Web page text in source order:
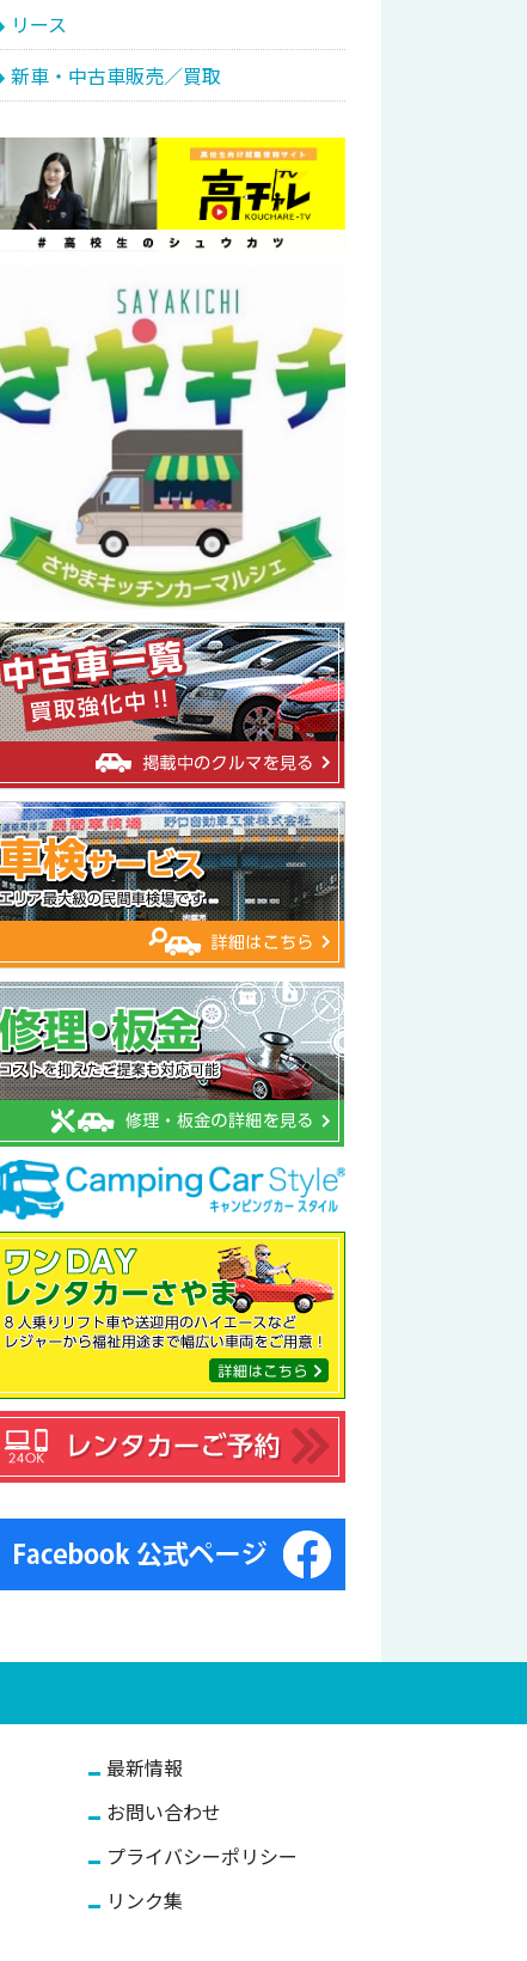
リース
新車・中古車販売／買取
最新情報
お問い合わせ
プライバシーポリシー
リンク集